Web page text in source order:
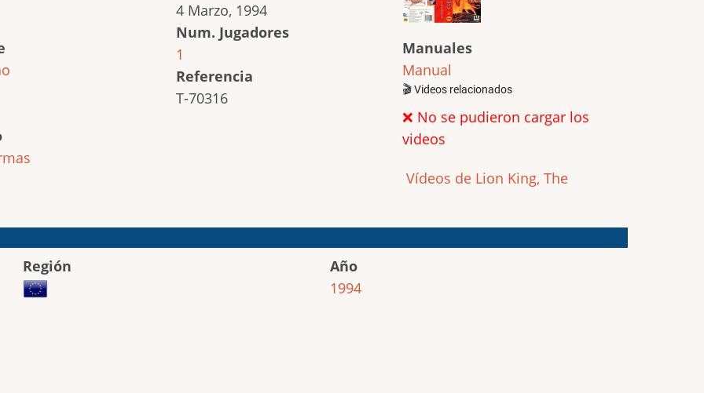
4 Marzo, 1994
Num. Jugadores
1
Referencia
T-70316
Manuales
Manual
🎬 Videos relacionados
❌ No se pudieron cargar los
videos
Vídeos de Lion King, The
Región
Año
1994